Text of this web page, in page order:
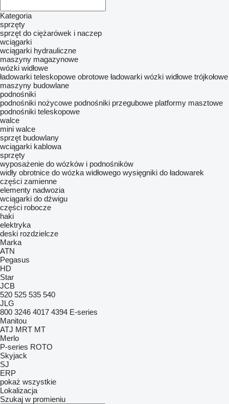
Kategoria
sprzęty
sprzęt do ciężarówek i naczep
wciągarki
wciągarki hydrauliczne
maszyny magazynowe
wózki widłowe
ładowarki teleskopowe obrotowe ładowarki wózki widłowe trójkołowe
maszyny budowlane
podnośniki
podnośniki nożycowe podnośniki przegubowe platformy masztowe
podnośniki teleskopowe
walce
mini walce
sprzęt budowlany
wciągarki kablowa
sprzęty
wyposażenie do wózków i podnośników
widły obrotnice do wózka widłowego wysięgniki do ładowarek
części zamienne
elementy nadwozia
wciągarki do dźwigu
części robocze
haki
elektryka
deski rozdzielcze
Marka
ATN
Pegasus
HD
Star
JCB
520 525 535 540
JLG
800 3246 4017 4394 E-series
Manitou
ATJ MRT MT
Merlo
P-series ROTO
Skyjack
SJ
ERP
pokaż wszystkie
Lokalizacja
Szukaj w promieniu